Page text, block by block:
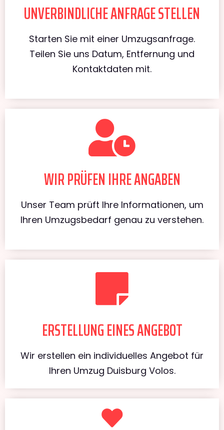
UNVERBINDLICHE ANFRAGE STELLEN
Starten Sie mit einer Umzugsanfrage.
Teilen Sie uns Datum, Entfernung und
Kontaktdaten mit.
WIR PRÜFEN IHRE ANGABEN
Unser Team prüft Ihre Informationen, um
Ihren Umzugsbedarf genau zu verstehen.
ERSTELLUNG EINES ANGEBOT
Wir erstellen ein individuelles Angebot für
Ihren Umzug Duisburg Volos.